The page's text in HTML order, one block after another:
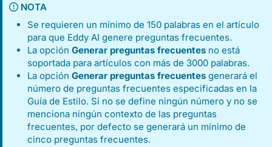
NOTA
Se requieren un mínimo de 150 palabras en el artículo
para que Eddy AI genere preguntas frecuentes.
La opciónGenerar preguntas frecuentes no está
soportada para artículos con más de 3000 palabras.
La opciónGenerar preguntas frecuentes generará el
número de preguntas frecuentes especificadas en la
Guía de Estilo. Si no se define ningún número y no se
menciona ningún contexto de las preguntas
frecuentes, por defecto se generará un mínimo de
cinco preguntas frecuentes.